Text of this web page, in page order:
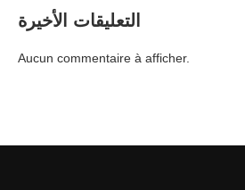
التعليقات الأخيرة
Aucun commentaire à afficher.